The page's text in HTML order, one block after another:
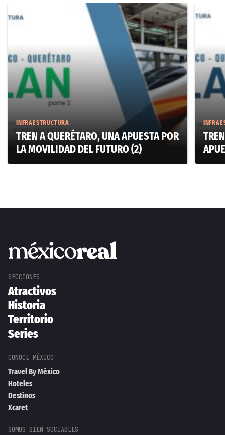
INFRAESTRUCTURA
TREN A QUERÉTARO, UNA APUESTA POR
LA MOVILIDAD DEL FUTURO (2)
Atractivos
Historia
Territorio
Series
Travel By México
Hoteles
Destinos
Xcaret